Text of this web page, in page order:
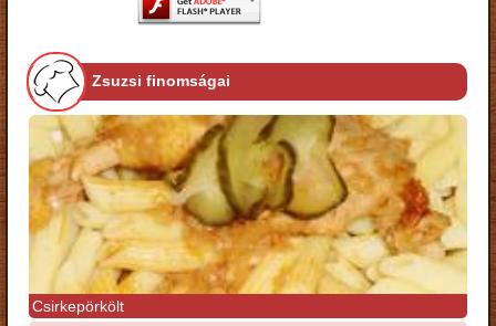
Zsuzsi finomságai
Csirkepörkölt